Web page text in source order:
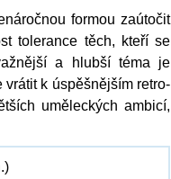
formou zaútočit
tolerance těch, kteří se
a hlubší téma je
k úspěšnějším retro-
uměleckých ambicí,